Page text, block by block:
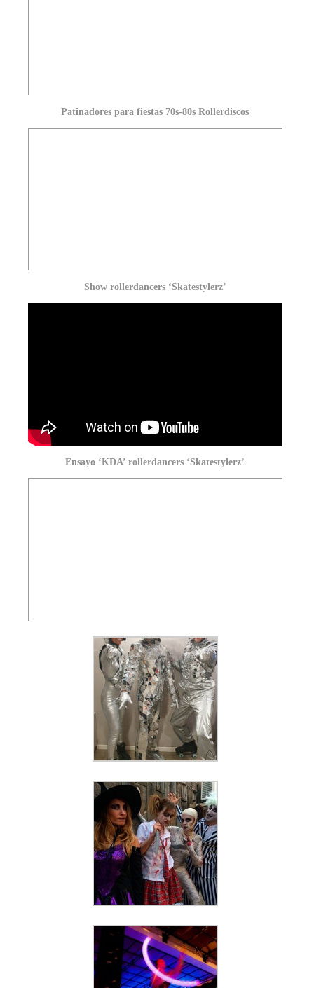
Patinadores para fiestas 70s-80s Rollerdiscos
Show rollerdancers ‘Skatestylerz’
Ensayo ‘KDA’ rollerdancers ‘Skatestylerz’